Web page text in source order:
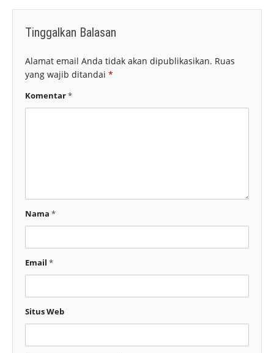
Tinggalkan Balasan
Alamat email Anda tidak akan dipublikasikan. Ruas
yang wajib ditandai *
Komentar*
Nama *
Email *
Situs Web